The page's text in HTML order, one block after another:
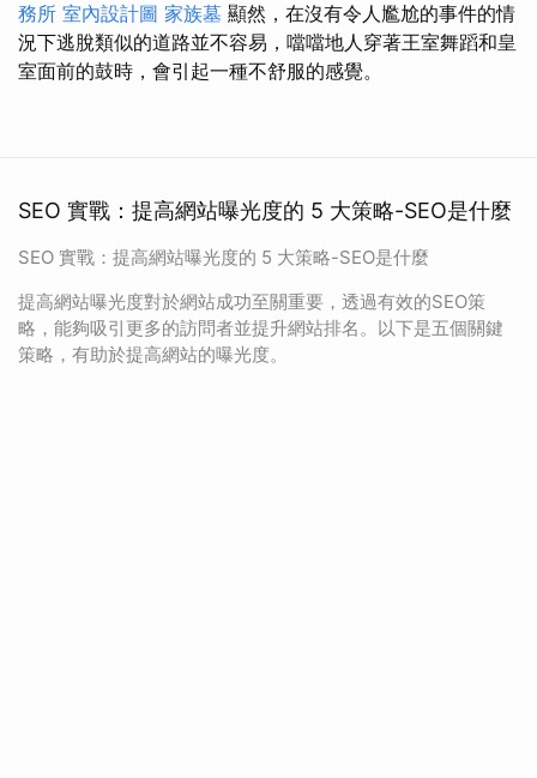
務所 室內設計圖 家族墓 顯然，在沒有令人尷尬的事件的情
況下逃脫類似的道路並不容易，噹噹地人穿著王室舞蹈和皇
室面前的鼓時，會引起一種不舒服的感覺。
SEO 實戰：提高網站曝光度的 5 大策略-SEO是什麼
SEO 實戰：提高網站曝光度的 5 大策略-SEO是什麼
提高網站曝光度對於網站成功至關重要，透過有效的SEO策
略，能夠吸引更多的訪問者並提升網站排名。以下是五個關鍵
策略，有助於提高網站的曝光度。